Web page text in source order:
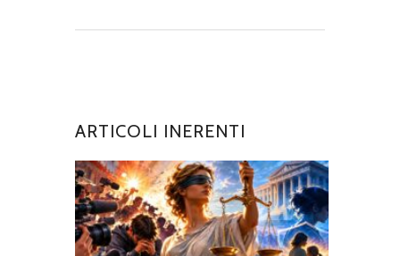
ARTICOLI INERENTI